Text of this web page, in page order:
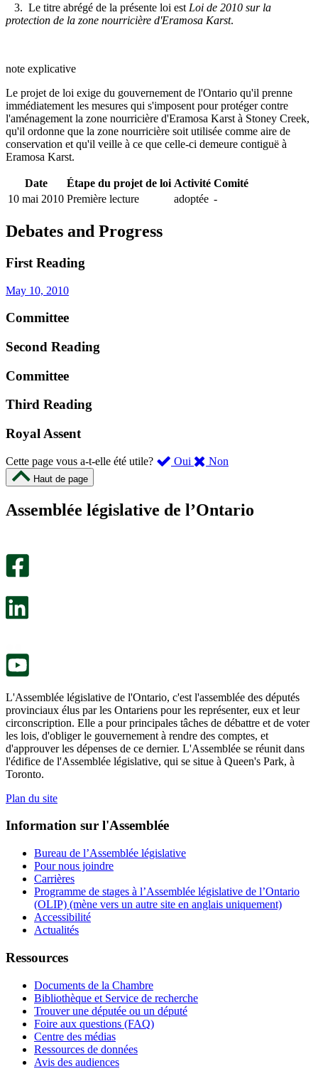
3. Le titre abrégé de la présente loi est Loi de 2010 sur la
protection de la zone nourricière d'Eramosa Karst.
note explicative
Le projet de loi exige du gouvernement de l'Ontario qu'il prenne
immédiatement les mesures qui s'imposent pour protéger contre
l'aménagement la zone nourricière d'Eramosa Karst à Stoney Creek,
qu'il ordonne que la zone nourricière soit utilisée comme aire de
conservation et qu'il veille à ce que celle-ci demeure contiguë à
Eramosa Karst.
Date Étape du projet de loi Activité Comité
10 mai 2010 Première lecture adoptée -
Debates and Progress
First Reading
May 10, 2010
Committee
Second Reading
Committee
Third Reading
Royal Assent
Cette page vous a-t-elle été utile? Oui ,
été
Non
m’a
Haut de page
Assemblée législative de l’Ontario
L'Assemblée législative de l'Ontario, c'est l'assemblée des députés
provinciaux élus par les Ontariens pour les représenter, eux et leur
circonscription. Elle a pour principales tâches de débattre et de voter
les lois, d'obliger le gouvernement à rendre des comptes, et
d'approuver les dépenses de ce dernier. L'Assemblée se réunit dans
l'édifice de l'Assemblée législative, qui se situe à Queen's Park, à
Toronto.
Plan du site
Information sur l'Assemblée
Bureau de l’Assemblée législative
Pour nous joindre
Carrières
Programme de stages à l’Assemblée législative de l’Ontario
(OLIP) (mène vers un autre site en anglais uniquement)
Accessibilité
Actualités
Ressources
Documents de la Chambre
Bibliothèque et Service de recherche
Trouver une députée ou un député
Foire aux questions (FAQ)
Centre des médias
Ressources de données
Avis des audiences